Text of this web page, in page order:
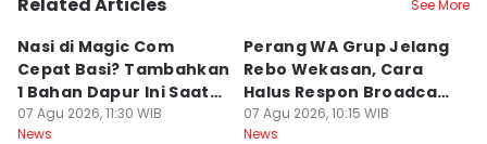
See More
Nasi di Magic Com
Cepat Basi? Tambahkan
1 Bahan Dapur Ini Saat
Menanak, Awet 2 Hari
07 Agu 2026, 11:30 WIB
News
Perang WA Grup Jelang
Rebo Wekasan, Cara
Halus Respon Broadcast
Parno
07 Agu 2026, 10:15 WIB
News